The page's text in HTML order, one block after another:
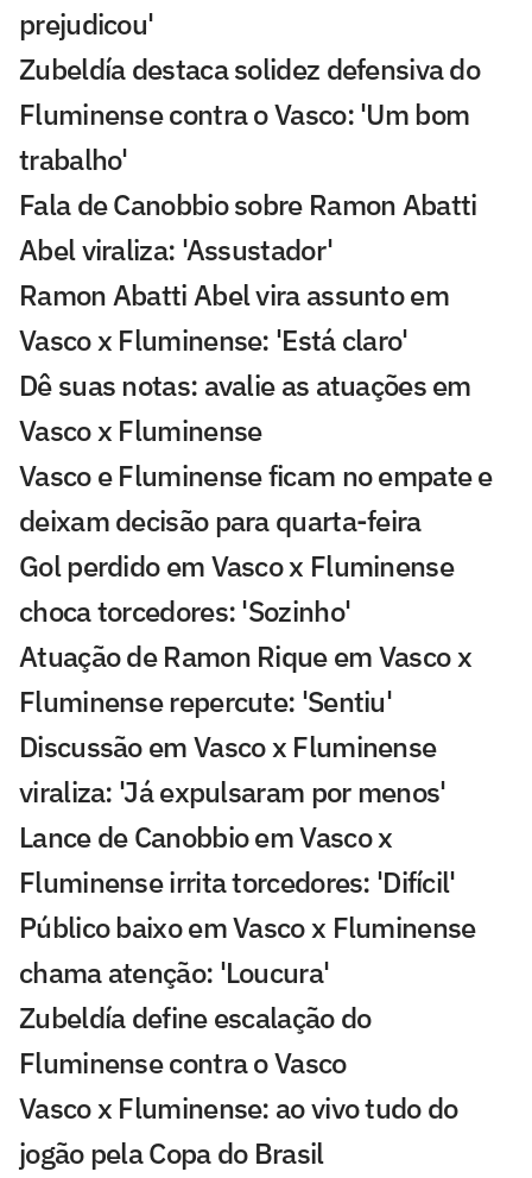
prejudicou'
Zubeldía destaca solidez defensiva do
Fluminense contra o Vasco: 'Um bom
trabalho'
Fala de Canobbio sobre Ramon Abatti
Abel viraliza: 'Assustador'
Ramon Abatti Abel vira assunto em
Vasco x Fluminense: 'Está claro'
Dê suas notas: avalie as atuações em
Vasco x Fluminense
Vasco e Fluminense ficam no empate e
deixam decisão para quarta-feira
Gol perdido em Vasco x Fluminense
choca torcedores: 'Sozinho'
Atuação de Ramon Rique em Vasco x
Fluminense repercute: 'Sentiu'
Discussão em Vasco x Fluminense
viraliza: 'Já expulsaram por menos'
Lance de Canobbio em Vasco x
Fluminense irrita torcedores: 'Difícil'
Público baixo em Vasco x Fluminense
chama atenção: 'Loucura'
Zubeldía define escalação do
Fluminense contra o Vasco
Vasco x Fluminense: ao vivo tudo do
jogão pela Copa do Brasil